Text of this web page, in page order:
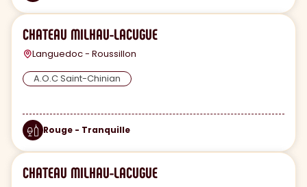
CHATEAU MILHAU-LACUGUE
Languedoc - Roussillon
A.O.C Saint-Chinian
Rouge - Tranquille
CHATEAU MILHAU-LACUGUE